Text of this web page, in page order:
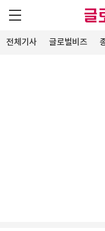
전체기사 글로벌비즈